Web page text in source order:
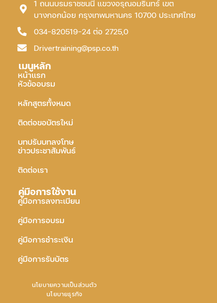
1 ถนนบรมราชชนนี แขวงอรุณอมรินทร์ เขต
บางกอกน้อย กรุงเทพมหานคร 10700 ประเทศไทย
034-820519-24 ต่อ 2725,0
Drivertraining@psp.co.th
เมนูหลัก
หน้าแรก
หัวข้ออบรม
หลักสูตรทั้งหมด
ติดต่อขอบัตรใหม่
บทปรับบทลงโทษ
ข่าวประชาสัมพันธ์
ติดต่อเรา
คู่มือการใช้งาน
คู่มือการลงทะเบียน
คู่มือการอบรม
คู่มือการชำระเงิน
คู่มือการรับบัตร
นโยบายความเป็นส่วนตัว
นโยบายธุรกิจ